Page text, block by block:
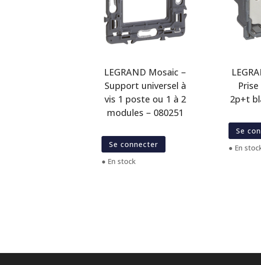
LEGRAND Mosaic –
Support universel à
vis 1 poste ou 1 à 2
modules – 080251
Se connecter
● En stock
2p+t
Se
● En